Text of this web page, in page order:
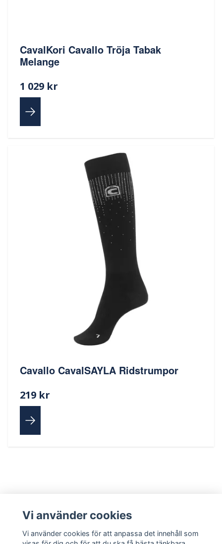
CavalKori Cavallo Tröja Tabak
Melange
1 029 kr
Cavallo CavalSAYLA Ridstrumpor
219 kr
Läs mer
Vi använder cookies
Vi använder cookies för att anpassa det innehåll som